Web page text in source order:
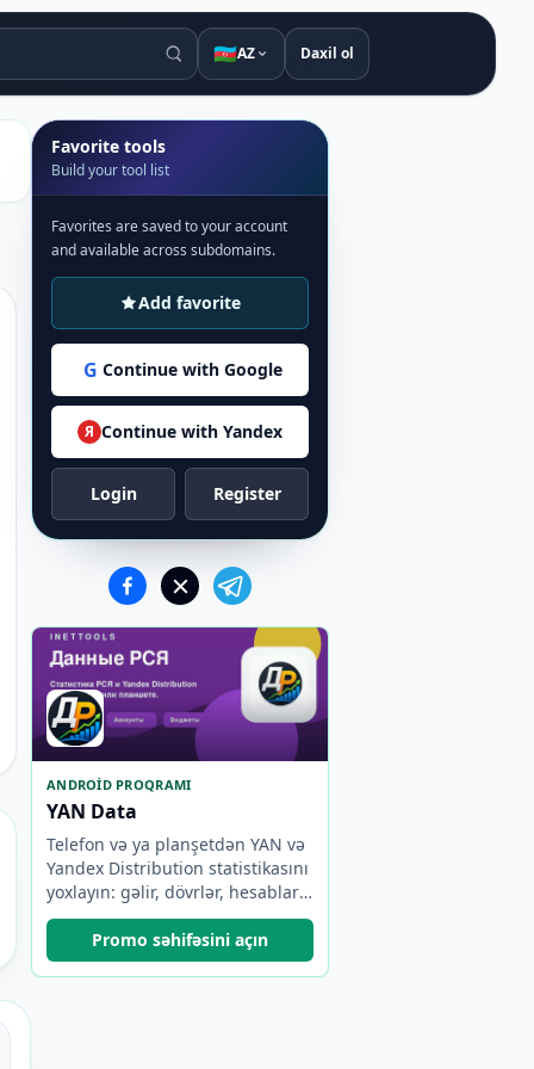
🇦🇿AZ Daxil ol
Favorite tools
Build your tool list
Favorites are saved to your account
and available across subdomains.
Add favorite
G Continue with Google
Я Continue with Yandex
Login Register
ANDROID PROQRAMI
YAN Data
Telefon və ya planşetdən YAN və
Yandex Distribution statistikasını
yoxlayın: gəlir, dövrlər, hesablar,
avtomatik yeniləmə və vidjetlər.
Promo səhifəsini açın